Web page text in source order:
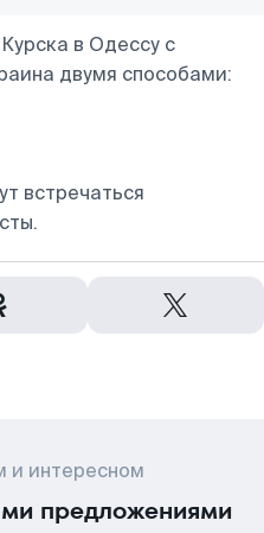
в Одессу с
двумя способами:
встречаться
и интересном
предложениями